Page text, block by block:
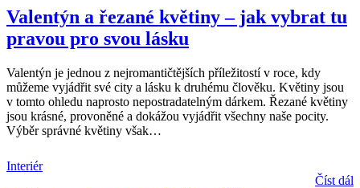
Valentýn a řezané květiny – jak vybrat tu
pravou pro svou lásku
Valentýn je jednou z nejromantičtějších příležitostí v roce, kdy
můžeme vyjádřit své city a lásku k druhému člověku. Květiny jsou
v tomto ohledu naprosto nepostradatelným dárkem. Řezané květiny
jsou krásné, provoněné a dokážou vyjádřit všechny naše pocity.
Výběr správné květiny však…
Interiér
Číst dál